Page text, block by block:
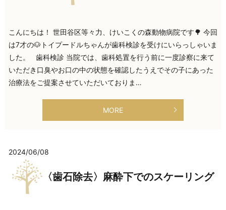
こんにちは！ 世田谷区等々力、けいこくの森動物病院です🌳 今回
は7才の🐶トイプードルちゃんが歯科検診を受けにいらっしゃいま
した。 歯科検診 当院では、歯科処置を行う前に一度診察に来て
いただき口臭やお口の中の状態を確認したうえでその子にあった
治療法をご提案させていただいておりま…
MORE
2024/06/08
〈歯石除去〉麻酔下でのスケーリング